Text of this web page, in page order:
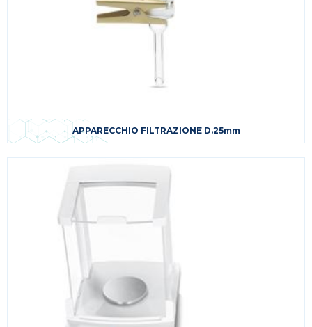
APPARECCHIO FILTRAZIONE D.25mm